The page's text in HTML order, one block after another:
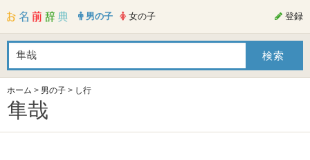
男の子 女の子 登録
ホーム > 男の子 > し行
隼哉